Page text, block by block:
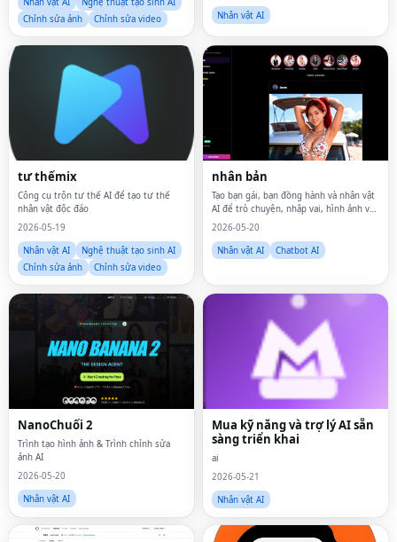
Chỉnh sửa ảnh
Chỉnh sửa video
tạo thẻ flashcard tự động, trợ lý học tậ
Nhân vật AI
tư thếmix
Công cụ trộn tư thế AI để tạo tư thế
nhân vật độc đáo
2026-05-19
Nhân vật AI
Nghệ thuật tạo sinh AI
Chỉnh sửa ảnh
Chỉnh sửa video
nhân bản
Tạo bạn gái, bạn đồng hành và nhân vật
AI để trò chuyện, nhập vai, hình ảnh và
video không bị kiểm duyệt.
2026-05-20
Nhân vật AI
Chatbot AI
NanoChuối 2
Trình tạo hình ảnh & Trình chỉnh sửa
ảnh AI
2026-05-20
Nhân vật AI
Mua kỹ năng và trợ lý AI sẵn
sàng triển khai
ai
2026-05-21
Nhân vật AI